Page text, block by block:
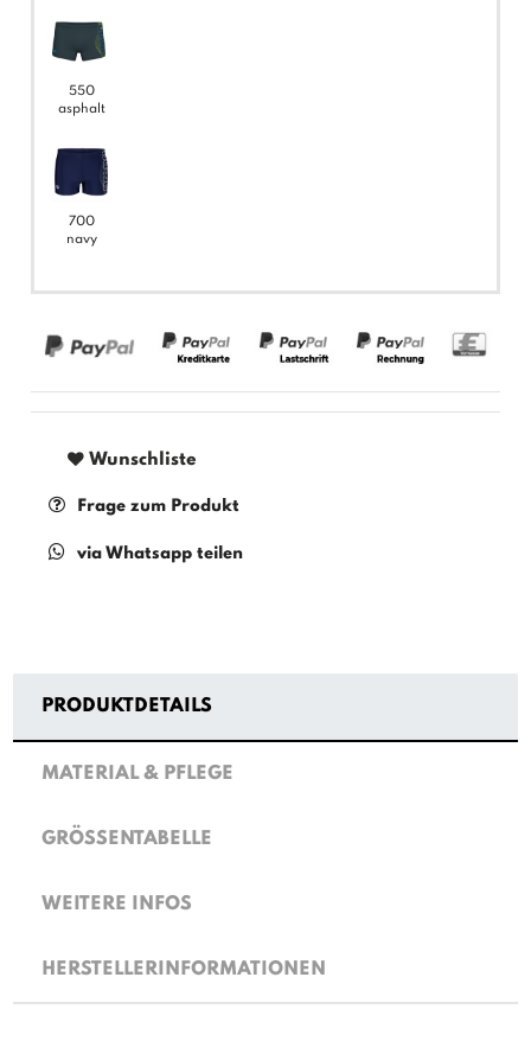
550
asphalt
700
navy
Wunschliste
Frage zum Produkt
via Whatsapp teilen
PRODUKTDETAILS
MATERIAL & PFLEGE
GRÖSSENTABELLE
WEITERE INFOS
HERSTELLERINFORMATIONEN